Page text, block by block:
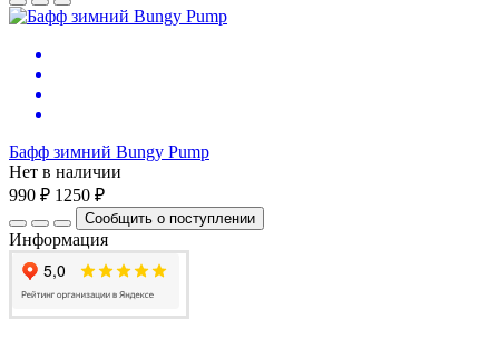
Бафф зимний Bungy Pump
Нет в наличии
990 ₽ 1250 ₽
Сообщить о поступлении
Информация